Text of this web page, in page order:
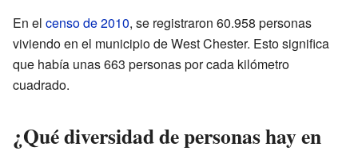
En el censo de 2010, se registraron 60.958 personas
viviendo en el municipio de West Chester. Esto significa
que había unas 663 personas por cada kilómetro
cuadrado.
¿Qué diversidad de personas hay en